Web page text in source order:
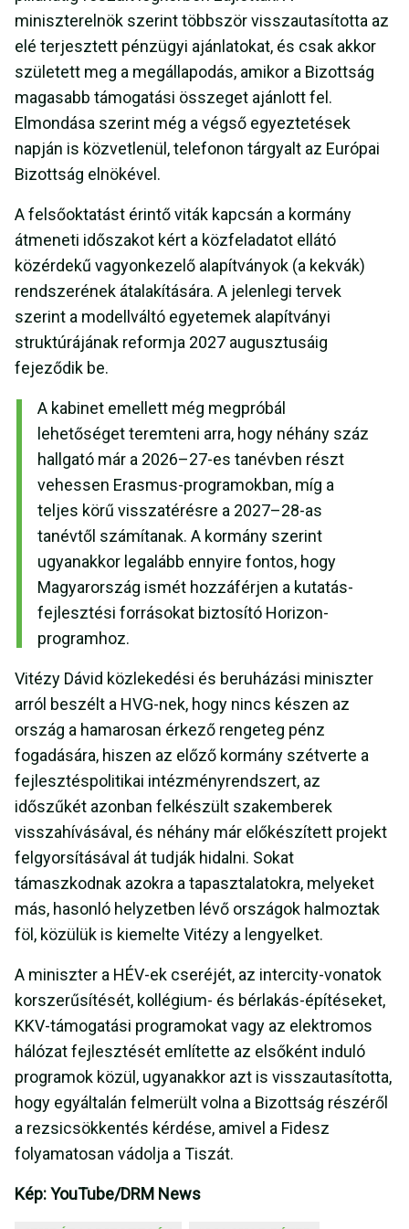
miniszterelnök szerint többször visszautasította az
elé terjesztett pénzügyi ajánlatokat, és csak akkor
született meg a megállapodás, amikor a Bizottság
magasabb támogatási összeget ajánlott fel.
Elmondása szerint még a végső egyeztetések
napján is közvetlenül, telefonon tárgyalt az Európai
Bizottság elnökével.
A felsőoktatást érintő viták kapcsán a kormány
átmeneti időszakot kért a közfeladatot ellátó
közérdekű vagyonkezelő alapítványok (a kekvák)
rendszerének átalakítására. A jelenlegi tervek
szerint a modellváltó egyetemek alapítványi
struktúrájának reformja 2027 augusztusáig
fejeződik be.
A kabinet emellett még megpróbál
lehetőséget teremteni arra, hogy néhány száz
hallgató már a 2026–27-es tanévben részt
vehessen Erasmus-programokban, míg a
teljes körű visszatérésre a 2027–28-as
tanévtől számítanak. A kormány szerint
ugyanakkor legalább ennyire fontos, hogy
Magyarország ismét hozzáférjen a kutatás-
fejlesztési forrásokat biztosító Horizon-
programhoz.
Vitézy Dávid közlekedési és beruházási miniszter
arról beszélt a HVG-nek, hogy nincs készen az
ország a hamarosan érkező rengeteg pénz
fogadására, hiszen az előző kormány szétverte a
fejlesztéspolitikai intézményrendszert, az
időszűkét azonban felkészült szakemberek
visszahívásával, és néhány már előkészített projekt
felgyorsításával át tudják hidalni. Sokat
támaszkodnak azokra a tapasztalatokra, melyeket
más, hasonló helyzetben lévő országok halmoztak
föl, közülük is kiemelte Vitézy a lengyelket.
A miniszter a HÉV-ek cseréjét, az intercity-vonatok
korszerűsítését, kollégium- és bérlakás-építéseket,
KKV-támogatási programokat vagy az elektromos
hálózat fejlesztését említette az elsőként induló
programok közül, ugyanakkor azt is visszautasította,
hogy egyáltalán felmerült volna a Bizottság részéről
a rezsicsökkentés kérdése, amivel a Fidesz
folyamatosan vádolja a Tiszát.
Kép: YouTube/DRM News